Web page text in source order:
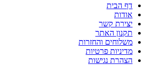
דף הבית
אודות
יצירת קשר
תקנון האתר
משלוחים והחזרות
מדיניות פרטיות
הצהרת נגישות